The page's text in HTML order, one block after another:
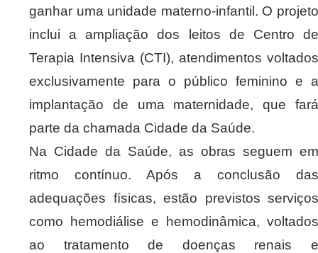
ganhar uma unidade materno-infantil. O projeto
inclui a ampliação dos leitos de Centro de
Terapia Intensiva (CTI), atendimentos voltados
exclusivamente para o público feminino e a
implantação de uma maternidade, que fará
parte da chamada Cidade da Saúde.
Na Cidade da Saúde, as obras seguem em
ritmo contínuo. Após a conclusão das
adequações físicas, estão previstos serviços
como hemodiálise e hemodinâmica, voltados
ao tratamento de doenças renais e